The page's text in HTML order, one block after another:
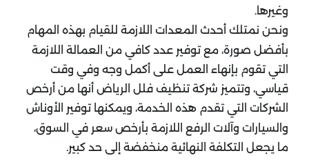
وغيرها.
ونحن نمتلك أحدث المعدات اللازمة للقيام بهذه المهام
بأفضل صورة، مع توفير عدد كافي من العمالة اللازمة
التي تقوم بإنهاء العمل على أكمل وجه وفي وقت
قياسي، وتتميز شركة تنظيف فلل الرياض أنها من أرخص
الشركات التي تقدم هذه الخدمة، ويمكنها توفير الأوناش
والسيارات وآلات الرفع اللازمة بأرخص سعر في السوق،
ما يجعل التكلفة النهائية منخفضة إلى حد كبير.